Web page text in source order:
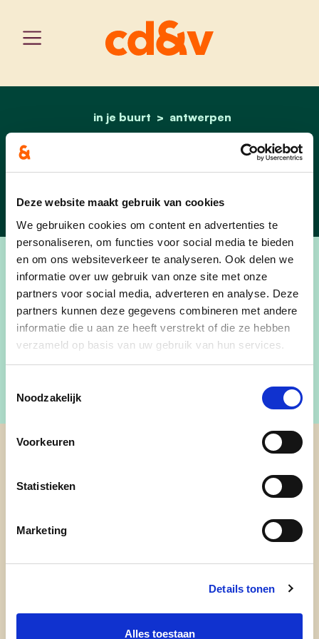
Deze website maakt gebruik van cookies
We gebruiken cookies om content en advertenties te
personaliseren, om functies voor social media te bieden
en om ons websiteverkeer te analyseren. Ook delen we
informatie over uw gebruik van onze site met onze
partners voor social media, adverteren en analyse. Deze
partners kunnen deze gegevens combineren met andere
informatie die u aan ze heeft verstrekt of die ze hebben
verzameld op basis van uw gebruik van hun services.
Noodzakelijk
Voorkeuren
Statistieken
Marketing
Details tonen
Alles toestaan
home
in je buurt antwerpen
schilde
Schilde
Welkom bij cd&v Schilde.
Meer info:https://schilde.cdenv.be/